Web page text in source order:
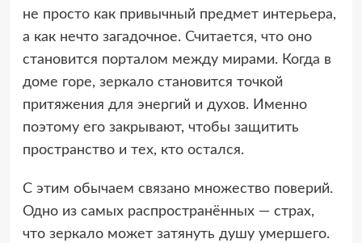
не просто как привычный предмет интерьера,
а как нечто загадочное. Считается, что оно
становится порталом между мирами. Когда в
доме горе, зеркало становится точкой
притяжения для энергий и духов. Именно
поэтому его закрывают, чтобы защитить
пространство и тех, кто остался.
С этим обычаем связано множество поверий.
Одно из самых распространённых — страх,
что зеркало может затянуть душу умершего.